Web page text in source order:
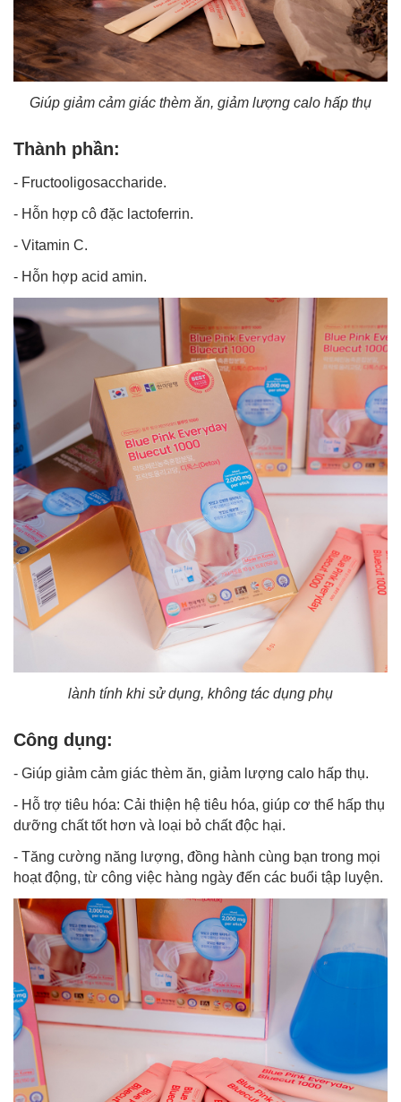
Giúp giảm cảm giác thèm ăn, giảm lượng calo hấp thụ
Thành phần:
- Fructooligosaccharide.
- Hỗn hợp cô đặc lactoferrin.
- Vitamin C.
- Hỗn hợp acid amin.
lành tính khi sử dụng, không tác dụng phụ
Công dụng:
- Giúp giảm cảm giác thèm ăn, giảm lượng calo hấp thụ.
- Hỗ trợ tiêu hóa: Cải thiện hệ tiêu hóa, giúp cơ thể hấp thụ
dưỡng chất tốt hơn và loại bỏ chất độc hại.
- Tăng cường năng lượng, đồng hành cùng bạn trong mọi
hoạt động, từ công việc hàng ngày đến các buổi tập luyện.